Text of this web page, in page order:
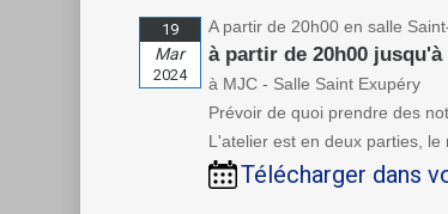
19
Mar
2024
A partir de 20h00 en salle
à partir de 20h00 jusqu'à
à MJC - Salle Saint Exupéry
Prévoir de quoi prendre des
L'atelier est en deux parties, le
Télécharger dans